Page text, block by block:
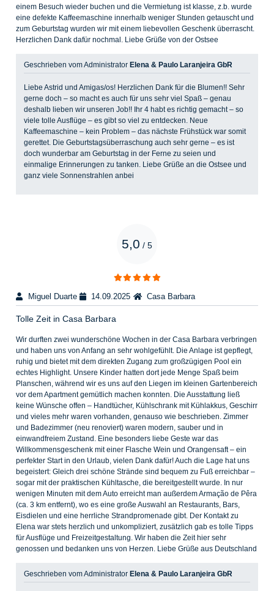
einem Besuch wieder buchen und die Vermietung ist klasse, z.b. wurde
eine defekte Kaffeemaschine innerhalb weniger Stunden getauscht und
zum Geburtstag wurden wir mit einem liebevollen Geschenk überrascht.
Herzlichen Dank dafür nochmal. Liebe Grüße von der Ostsee
Geschrieben vom Administrator Elena & Paulo Laranjeira GbR
Liebe Astrid und Amigas/os! Herzlichen Dank für die Blumen!! Sehr
gerne doch – so macht es auch für uns sehr viel Spaß – genau
deshalb lieben wir unseren Job!! Ihr 4 habt es richtig gemacht – so
viele tolle Ausflüge – es gibt so viel zu entdecken. Neue
Kaffeemaschine – kein Problem – das nächste Frühstück war somit
gerettet. Die Geburtstagsüberraschung auch sehr gerne – es ist
doch wunderbar am Geburtstag in der Ferne zu seien und
einmalige Erinnerungen zu tanken. Liebe Grüße an die Ostsee und
ganz viele Sonnenstrahlen anbei
5,0 / 5
Miguel Duarte 14.09.2025 Casa Barbara
Tolle Zeit in Casa Barbara
Wir durften zwei wunderschöne Wochen in der Casa Barbara verbringen
und haben uns von Anfang an sehr wohlgefühlt. Die Anlage ist gepflegt,
ruhig und bietet mit dem direkten Zugang zum großzügigen Pool ein
echtes Highlight. Unsere Kinder hatten dort jede Menge Spaß beim
Planschen, während wir es uns auf den Liegen im kleinen Gartenbereich
vor dem Apartment gemütlich machen konnten. Die Ausstattung ließ
keine Wünsche offen – Handtücher, Kühlschrank mit Kühlakkus, Geschirr
und vieles mehr waren vorhanden, genauso wie beschrieben. Zimmer
und Badezimmer (neu renoviert) waren modern, sauber und in
einwandfreiem Zustand. Eine besonders liebe Geste war das
Willkommensgeschenk mit einer Flasche Wein und Orangensaft – ein
perfekter Start in den Urlaub, vielen Dank dafür! Auch die Lage hat uns
begeistert: Gleich drei schöne Strände sind bequem zu Fuß erreichbar –
sogar mit der praktischen Kühltasche, die bereitgestellt wurde. In nur
wenigen Minuten mit dem Auto erreicht man außerdem Armação de Pêra
(ca. 3 km entfernt), wo es eine große Auswahl an Restaurants, Bars,
Eisdielen und eine herrliche Strandpromenade gibt. Der Kontakt zu
Elena war stets herzlich und unkompliziert, zusätzlich gab es tolle Tipps
für Ausflüge und Freizeitgestaltung. Wir haben die Zeit hier sehr
genossen und bedanken uns von Herzen. Liebe Grüße aus Deutschland
Geschrieben vom Administrator Elena & Paulo Laranjeira GbR